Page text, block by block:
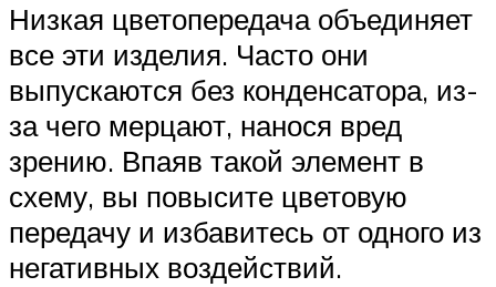
Низкая цветопередача объединяет
все эти изделия. Часто они
выпускаются без конденсатора, из-
за чего мерцают, нанося вред
зрению. Впаяв такой элемент в
схему, вы повысите цветовую
передачу и избавитесь от одного из
негативных воздействий.